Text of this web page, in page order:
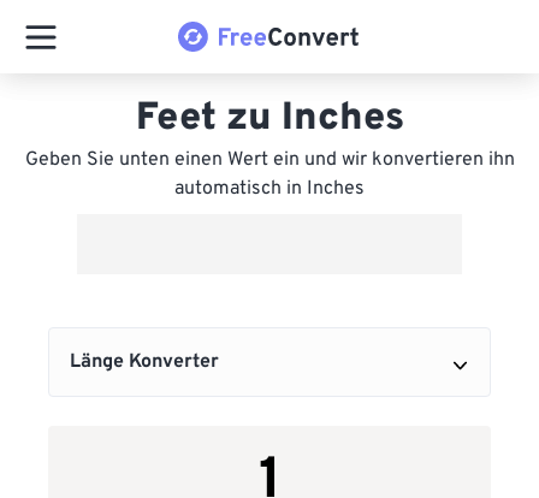
Feet zu Inches
Geben Sie unten einen Wert ein und wir konvertieren ihn
automatisch in Inches